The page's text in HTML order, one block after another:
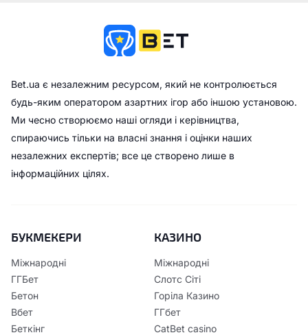
Bet.ua є незалежним ресурсом, який не контролюється
будь-яким оператором азартних ігор або іншою установою.
Ми чесно створюємо наші огляди і керівництва,
спираючись тільки на власні знання і оцінки наших
незалежних експертів; все це створено лише в
інформаційних цілях.
БУКМЕКЕРИ
Міжнародні
ГГБет
Бетон
Вбет
Беткінг
КАЗИНО
Міжнародні
Слотс Сіті
Горіла Казино
ГГбет
CatBet casino